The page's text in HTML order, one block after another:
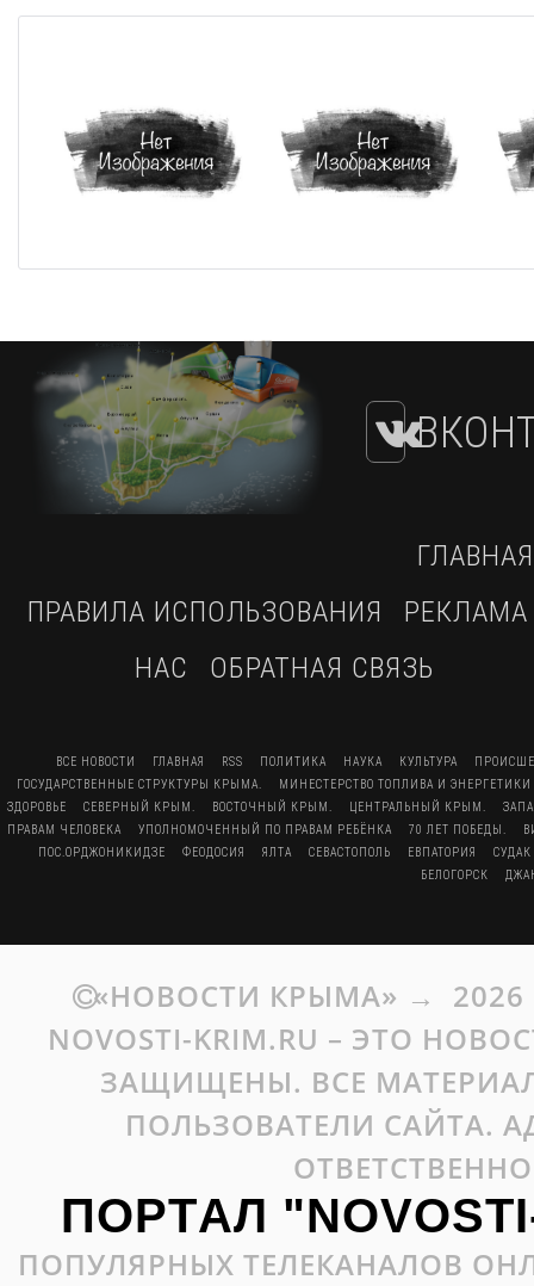
ГЛАВНАЯ
ПРАВИЛА ИСПОЛЬЗОВАНИЯ
РЕКЛАМА
НАС
ОБРАТНАЯ СВЯЗЬ
ВСЕ НОВОСТИ ГЛАВНАЯ RSS ПОЛИТИКА НАУКА КУЛЬТУРА
ГОСУДАРСТВЕННЫЕ СТРУКТУРЫ КРЫМА.
МИНЕСТЕРСТВО ТОПЛИВА И
ЗДОРОВЬЕ
СЕВЕРНЫЙ КРЫМ. ВОСТОЧНЫЙ КРЫМ. ЦЕНТРАЛЬНЫЙ КРЫМ.
ПРАВАМ ЧЕЛОВЕКА
УПОЛНОМОЧЕННЫЙ ПО ПРАВАМ РЕБЁНКА 70 ЛЕТ ПОБЕДЫ.
ПОС.ОРДЖОНИКИДЗЕ
ФЕОДОСИЯ ЯЛТА СЕВАСТОПОЛЬ ЕВПАТОРИЯ
СУДАК
БЕЛОГОРСК
«НОВОСТИ КРЫМА» → 2026
NOVOSTI-KRIM.RU – ЭТО
ЗАЩИЩЕНЫ. ВСЕ
ПОЛЬЗОВАТЕЛИ САЙТА.
ПОРТАЛ
ПОПУЛЯРНЫХ ТЕЛЕКАНАЛОВ